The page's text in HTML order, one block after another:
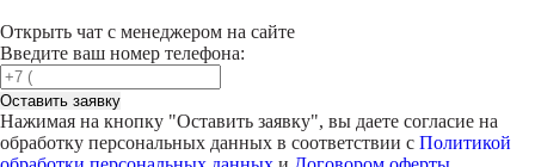
Открыть чат с менеджером на сайте
Введите ваш номер телефона:
Оставить заявку
Нажимая на кнопку "Оставить заявку", вы даете согласие на
обработку персональных данных в соответствии с Политикой